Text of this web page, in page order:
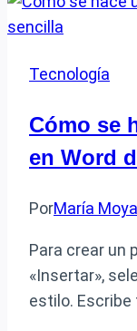
cómo
en
Tecnología
Cómo se
en Word
PorMaría
Para crear un
«Insertar»,
estilo. Escribe